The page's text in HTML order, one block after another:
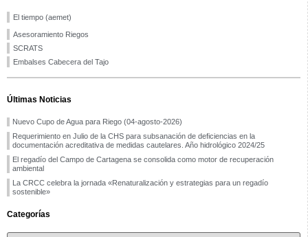
El tiempo (aemet)
Asesoramiento Riegos
SCRATS
Embalses Cabecera del Tajo
Últimas Noticias
Nuevo Cupo de Agua para Riego (04-agosto-2026)
Requerimiento en Julio de la CHS para subsanación de deficiencias en la
documentación acreditativa de medidas cautelares. Año hidrológico 2024/25
El regadío del Campo de Cartagena se consolida como motor de recuperación
ambiental
La CRCC celebra la jornada «Renaturalización y estrategias para un regadío
sostenible»
Categorías